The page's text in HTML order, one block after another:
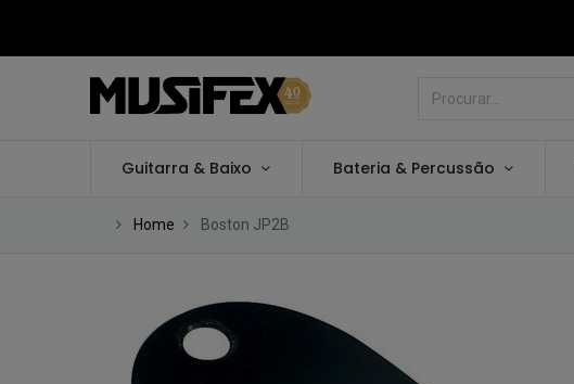
Guitarra & Baixo Bateria & Percussão
Home Boston JP2B